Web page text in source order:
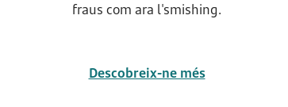
fraus com ara l'smishing.
Descobreix-ne més